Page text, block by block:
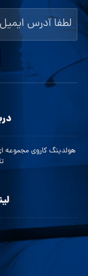
هولدینگ کاروی مجموعه